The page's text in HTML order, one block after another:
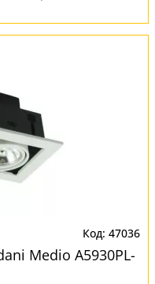
47036
Medio A5930PL-